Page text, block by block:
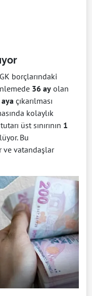
borçlarındaki
36 ay olan
çıkarılması
kolaylık
üst sınırının 1
Bu
ve vatandaşlar